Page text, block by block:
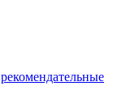
рекомендательные